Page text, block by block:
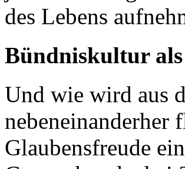
des Lebens
Bündniskultur
Und wie wird aus
nebeneinanderher
Glaubensfreude